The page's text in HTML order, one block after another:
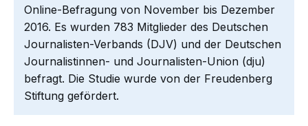
Online-Befragung von November bis Dezember
2016. Es wurden 783 Mitglieder des Deutschen
Journalisten-Verbands (DJV) und der Deutschen
Journalistinnen- und Journalisten-Union (dju)
befragt. Die Studie wurde von der Freudenberg
Stiftung gefördert.